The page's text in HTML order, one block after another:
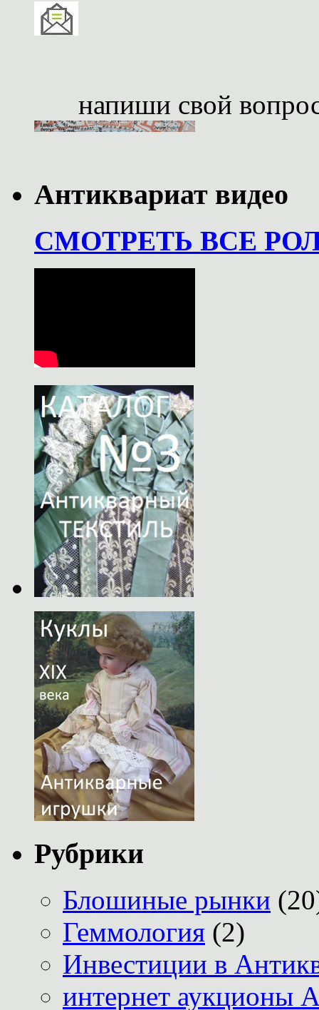
напиши свой
Антиквариат видео
СМОТРЕТЬ ВСЕ
Рубрики
Блошиные рынки
Геммология (2)
Инвестиции в
интернет аукционы